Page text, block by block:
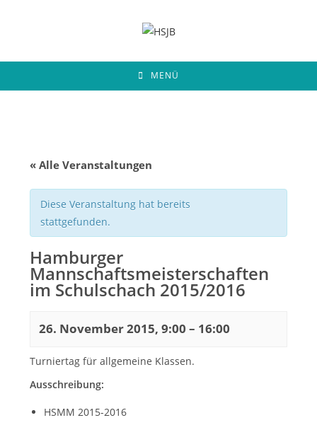
MENÜ
« Alle Veranstaltungen
Diese Veranstaltung hat bereits
stattgefunden.
Hamburger
Mannschaftsmeisterschaften
im Schulschach 2015/2016
26. November 2015, 9:00 – 16:00
Turniertag für allgemeine Klassen.
Ausschreibung:
HSMM 2015-2016